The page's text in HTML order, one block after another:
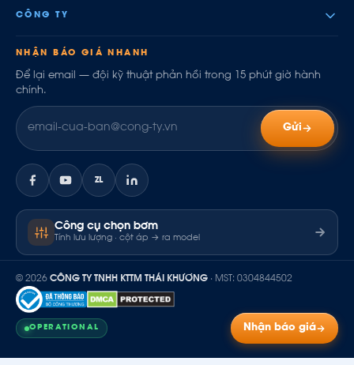
CÔNG TY
NHẬN BÁO GIÁ NHANH
Để lại email — đội kỹ thuật phản hồi trong 15 phút giờ hành
chính.
Gửi
ZL
Công cụ chọn bơm
Tính lưu lượng · cột áp → ra model
© 2026 CÔNG TY TNHH KTTM THÁI KHƯƠNG · MST: 0304844502
OPERATIONAL Nhận báo giá